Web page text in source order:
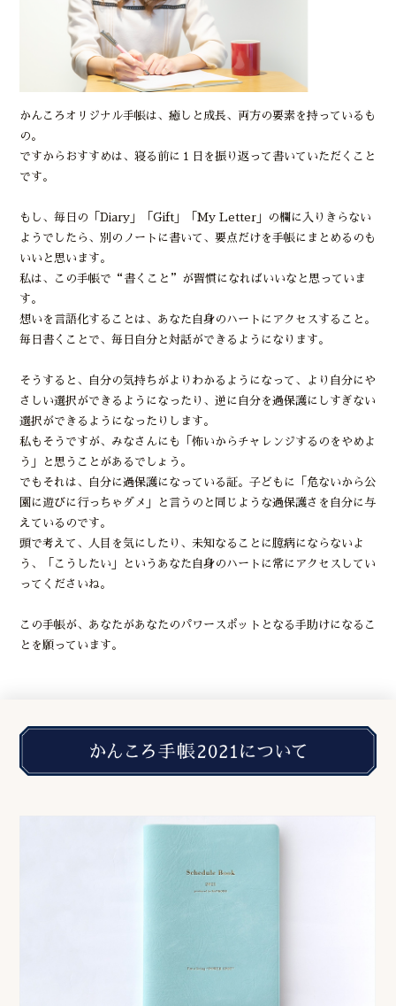
かんころオリジナル手帳は、癒しと成長、両方の要素を持っているも
の。
ですからおすすめは、寝る前に１日を振り返って書いていただくこと
です。
もし、毎日の「Diary」「Gift」「My Letter」の欄に入りきらない
ようでしたら、別のノートに書いて、要点だけを手帳にまとめるのも
いいと思います。
私は、この手帳で“書くこと”が習慣になればいいなと思っていま
す。
想いを言語化することは、あなた自身のハートにアクセスすること。
毎日書くことで、毎日自分と対話ができるようになります。
そうすると、自分の気持ちがよりわかるようになって、より自分にや
さしい選択ができるようになったり、逆に自分を過保護にしすぎない
選択ができるようになったりします。
私もそうですが、みなさんにも「怖いからチャレンジするのをやめよ
う」と思うことがあるでしょう。
でもそれは、自分に過保護になっている証。子どもに「危ないから公
園に遊びに行っちゃダメ」と言うのと同じような過保護さを自分に与
えているのです。
頭で考えて、人目を気にしたり、未知なることに臆病にならないよ
う、「こうしたい」というあなた自身のハートに常にアクセスしてい
ってくださいね。
この手帳が、あなたがあなたのパワースポットとなる手助けになるこ
とを願っています。